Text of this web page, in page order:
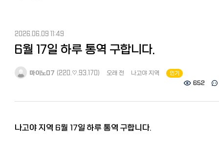
2026.06.09 11:49
6월 17일 하루 통역 구합니다.
마이노07 (220.♡.93.170) 오래 전 나고야 지역
인기
652
나고야 지역 6월 17일 하루 통역 구합니다.